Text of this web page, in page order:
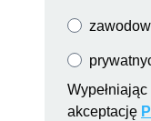
akceptację